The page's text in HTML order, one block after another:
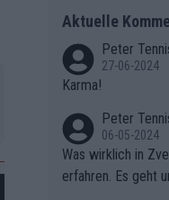
Aktuelle
Peter
27-06-2024
Karma!
Peter
06-05-2024
Was wirklich in
erfahren. Es geht